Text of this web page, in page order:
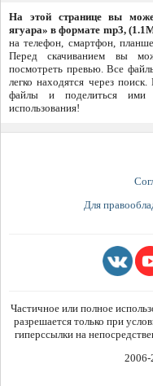
На этой странице вы
ягуара» в формате mp3,
на телефон, смартфон,
Перед скачиванием вы
посмотреть превью. Все
легко находятся через
файлы и поделиться ими
использования!
Для
Частичное или полное
разрешается только при
гиперссылки на
2006-